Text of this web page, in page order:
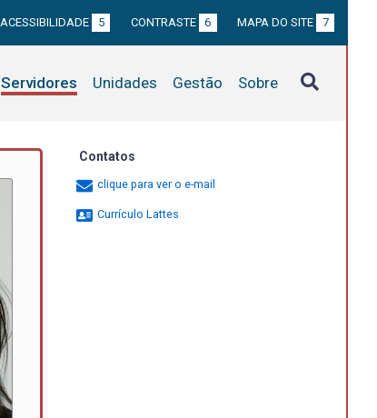
ACESSIBILIDADE 5 CONTRASTE 6 MAPA DO SITE 7
Servidores Unidades Gestão Sobre
Contatos
clique para ver o e-mail
Currículo Lattes